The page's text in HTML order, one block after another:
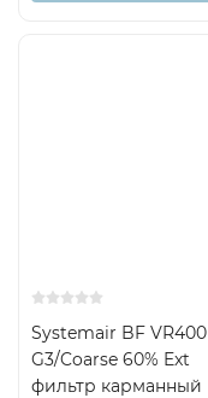
Systemair BF VR400
G3/Coarse 60% Ext
фильтр карманный